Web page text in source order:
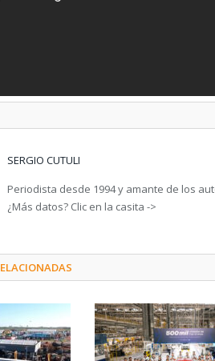
SERGIO CUTULI
Periodista desde 1994 y amante de los
¿Más datos? Clic en la casita ->